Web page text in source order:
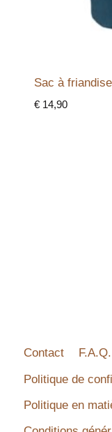
Sac à
€14,90
Contact F.A.Q.
Politique de
Politique en